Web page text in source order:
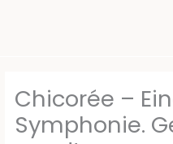
Chicorée –
Symphonie.